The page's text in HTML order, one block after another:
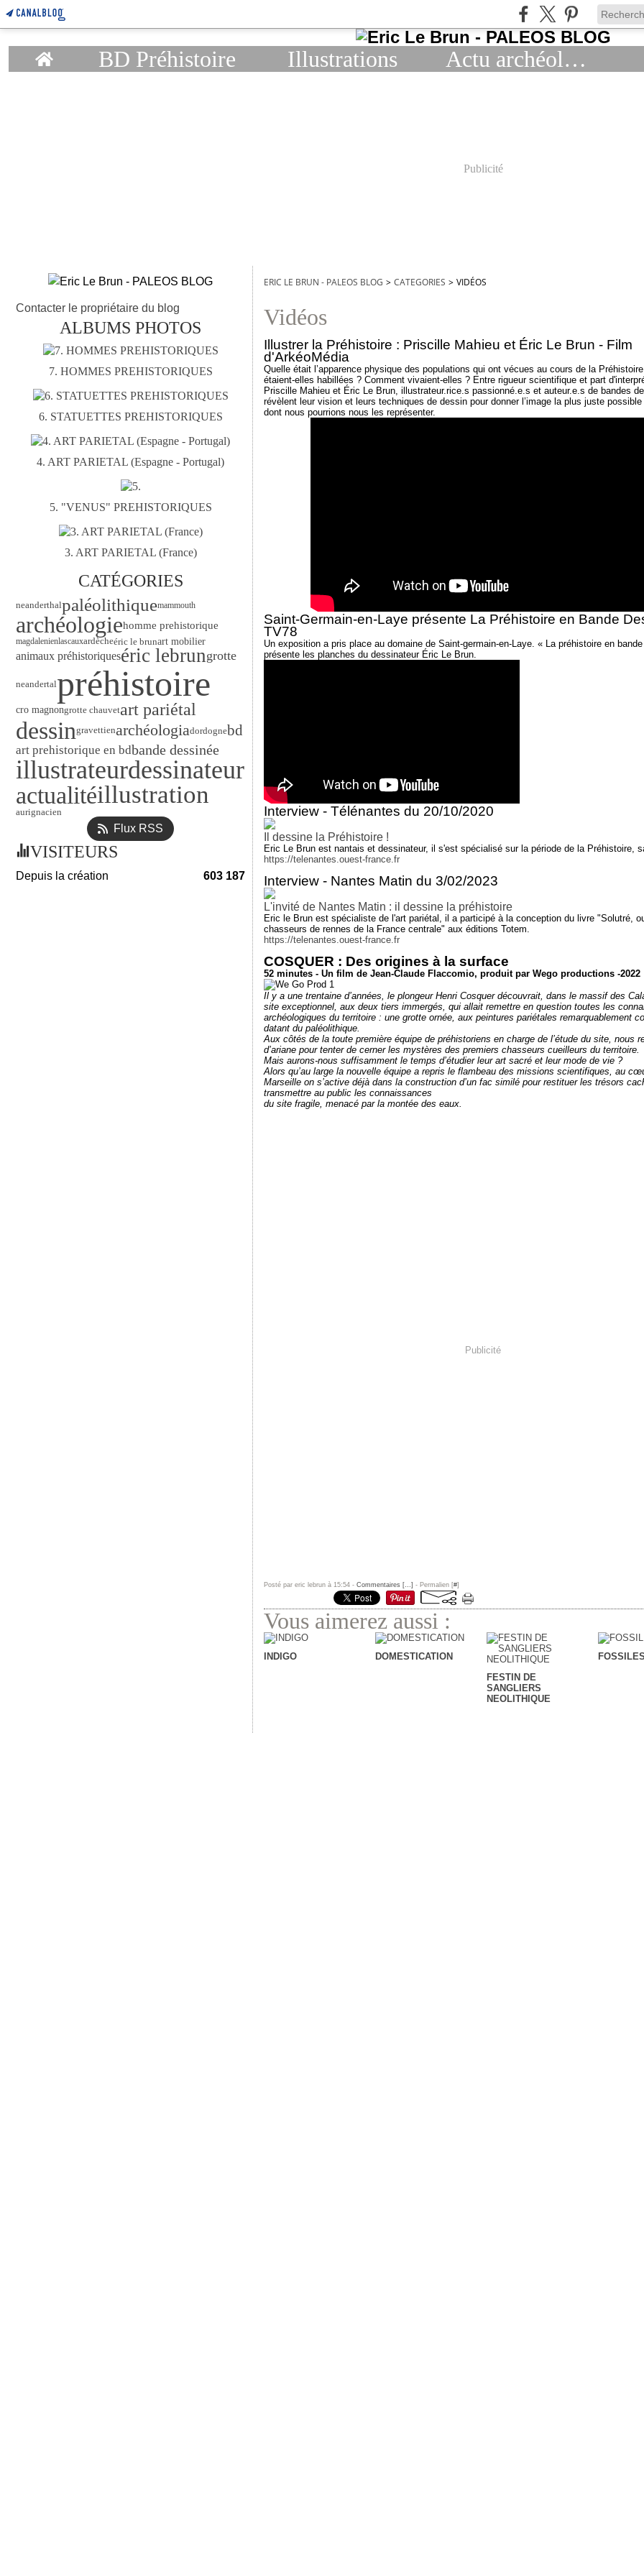
Home BD Préhistoire Illustrations Actu archéologie
Publicité
Contacter le propriétaire du blog
ALBUMS PHOTOS
7. HOMMES PREHISTORIQUES
6. STATUETTES PREHISTORIQUES
4. ART PARIETAL (Espagne - Portugal)
5. "VENUS" PREHISTORIQUES
3. ART PARIETAL (France)
CATÉGORIES
neanderthalpaléolithiquemammouth
archéologiehomme prehistorique
magdalenienlascauxardècheéric le brunart mobilier
animaux préhistoriqueséric lebrungrotte
neandertalpréhistoire
cro magnongrotte chauvetart pariétal
dessingravettienarchéologiadordognebd
art prehistorique en bdbande dessinée
illustrateurdessinateur
actualitéillustration
aurignacien
Flux RSS
VISITEURS
Depuis la création 603 187
ERIC LE BRUN - PALEOS BLOG > CATEGORIES > VIDÉOS
Vidéos
Illustrer la Préhistoire : Priscille Mahieu et Éric Le Brun - Film
d'ArkéoMédia
Quelle était l’apparence physique des populations qui ont vécues au cours de la
étaient-elles habillées ? Comment vivaient-elles ? Entre rigueur scientifique et part
Priscille Mahieu et Éric Le Brun, illustrateur.rice.s passionné.e.s et auteur.e.s de bandes
révèlent leur vision et leurs techniques de dessin pour donner l’image la plus juste
dont nous pourrions nous les représenter.
Saint-Germain-en-Laye présente La Préhistoire en Bande
TV78
Un exposition a pris place au domaine de Saint-germain-en-Laye. « La préhistoire en
présente les planches du dessinateur Éric Le Brun.
Interview - Télénantes du 20/10/2020
Il dessine la Préhistoire !
Eric Le Brun est nantais et dessinateur, il s'est spécialisé sur la période de la Préhistoire,
https://telenantes.ouest-france.fr
Interview - Nantes Matin du 3/02/2023
L'invité de Nantes Matin : il dessine la préhistoire
Eric le Brun est spécialiste de l'art pariétal, il a participé à la conception du livre "Solutré,
chasseurs de rennes de la France centrale" aux éditions Totem.
https://telenantes.ouest-france.fr
COSQUER : Des origines à la surface
52 minutes - Un film de Jean-Claude Flaccomio, produit par Wego productions -2022
Il y a une trentaine d’années, le plongeur Henri Cosquer découvrait, dans le massif des
site exceptionnel, aux deux tiers immergés, qui allait remettre en question toutes les
archéologiques du territoire : une grotte ornée, aux peintures pariétales remarquablement
datant du paléolithique.
Aux côtés de la toute première équipe de préhistoriens en charge de l’étude du site, nous
d’ariane pour tenter de cerner les mystères des premiers chasseurs cueilleurs du territoire.
Mais aurons-nous suffisamment le temps d’étudier leur art sacré et leur mode de vie ?
Alors qu’au large la nouvelle équipe a repris le flambeau des missions scientifiques, au
Marseille on s’active déjà dans la construction d’un fac similé pour restituer les trésors
transmettre au public les connaissances
du site fragile, menacé par la montée des eaux.
Publicité
Posté par eric lebrun à 15:54 - Commentaires […] - Permalien [#]
Vous aimerez aussi :
INDIGO
DOMESTICATION
FESTIN DE
SANGLIERS
NEOLITHIQUE